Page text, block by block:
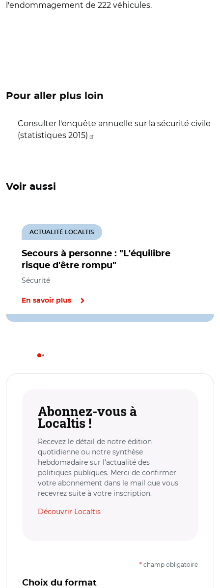
l'endommagement de 222 véhicules.
Pour aller plus loin
Consulter l'enquête annuelle sur la sécurité civile
(statistiques 2015)
Voir aussi
Secours à personne : "L'équilibre
risque d'être rompu"
ACTUALITÉ LOCALTIS
Sécurité
En savoir plus
Abonnez-vous à
Localtis !
Recevez le détail de notre édition
quotidienne ou notre synthèse
hebdomadaire sur l’actualité des
politiques publiques. Merci de confirmer
votre abonnement dans le mail que vous
recevrez suite à votre inscription.
Découvrir Localtis
* champ obligatoire
Choix du format